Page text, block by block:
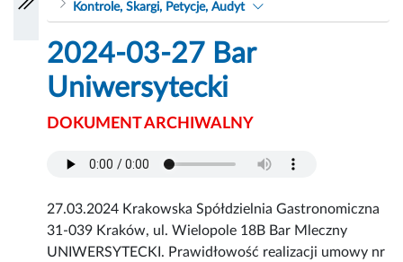
Kontrole, Skargi, Petycje, Audyt
2024-03-27 Bar
Uniwersytecki
DOKUMENT ARCHIWALNY
27.03.2024 Krakowska Spółdzielnia Gastronomiczna
31-039 Kraków, ul. Wielopole 18B Bar Mleczny
UNIWERSYTECKI. Prawidłowość realizacji umowy nr